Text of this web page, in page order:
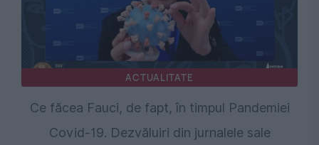
ACTUALITATE
Ce făcea Fauci, de fapt, în timpul Pandemiei
Covid-19. Dezvăluiri din jurnalele sale